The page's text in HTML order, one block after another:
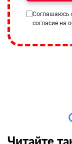
Соглашаюсь
согласие на
Читайте